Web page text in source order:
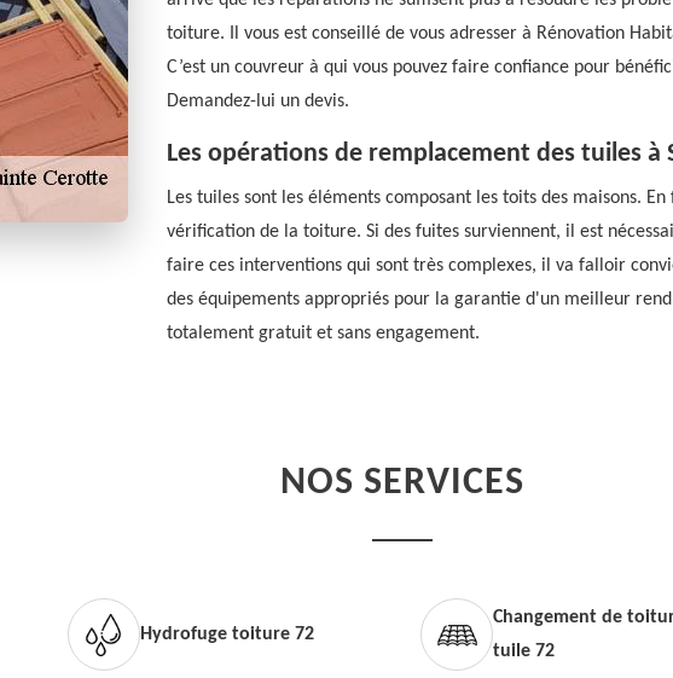
toiture. Il vous est conseillé de vous adresser à Rénovation
C’est un couvreur à qui vous pouvez faire confiance pour
Demandez-lui un devis.
Les opérations de remplacement des tuiles à
Les tuiles sont les éléments composant les toits des maisons.
vérification de la toiture. Si des fuites surviennent, il est
faire ces interventions qui sont très complexes, il va falloir
des équipements appropriés pour la garantie d'un meilleur
totalement gratuit et sans engagement.
NOS SERVICES
Hydrofuge toiture 72
Changement de
tuile 72